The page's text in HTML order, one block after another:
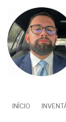
para
conteúdo
principal
NAVEGAÇÃO
INÍCIO